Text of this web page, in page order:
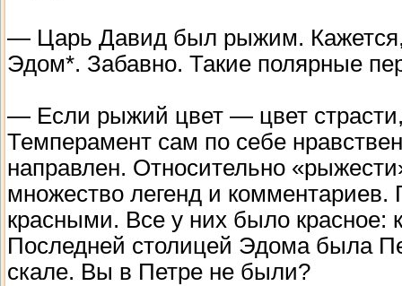
— Царь Давид был рыжим.
Эдом*. Забавно. Такие полярные
— Если рыжий цвет — цвет
Темперамент сам по себе
направлен. Относительно
множество легенд и
красными. Все у них было красное:
Последней столицей Эдома была
скале. Вы в Петре не были?